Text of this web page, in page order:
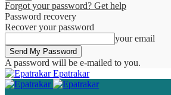
Forgot your password? Get help
Password recovery
Recover your password
your email
A password will be e-mailed to you.
Epatrakar